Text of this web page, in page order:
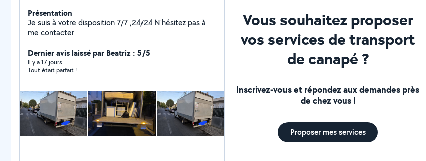
Présentation
Je suis à votre disposition 7/7 ,24/24 N'hésitez pas à
me contacter
Dernier avis laissé par Beatriz : 5/5
Il y a 17 jours
Tout était parfait !
Vous souhaitez proposer
vos services de transport
de canapé ?
Inscrivez-vous et répondez aux demandes près
de chez vous !
Proposer mes services